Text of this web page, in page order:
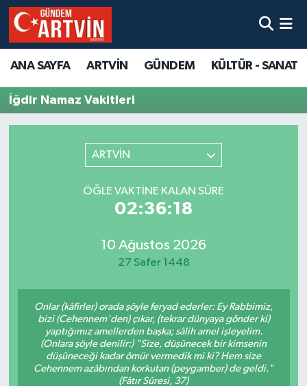
ANA SAYFA ARTVİN GÜNDEM KÜLTÜR - SANAT
İğdir Namaz Vakitleri
ARTVİN
ÖĞLE VAKTINE KALAN SÜRE
02:36:18
10 Ağustos 2026
27 Safer 1448
Onlar (kâfirler) orada şöyle feryad ederler: Ey Rabbimiz,
bizi (Cehennem'den) çıkar, (tekrar dünyaya gönder ki)
yaptığımız amellerden başka; sâlih amel işleyelim.
(Onlara şöyle denilir:) "Size, düşünecek bir kimsenin
düşüneceği kadar ömür vermedik mi ki? Hem size
Cehennem azâbından korkutan (peygamber) de geldi."
(Fâtır Sûresi, 37)